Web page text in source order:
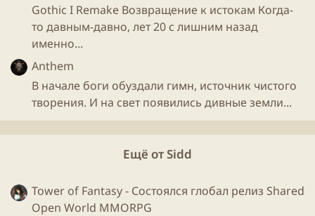
Gothic I Remake Возвращение к истокам Когда-
то давным-давно, лет 20 с лишним назад
именно...
Anthem
В начале боги обуздали гимн, источник чистого
творения. И на свет появились дивные земли...
Ещё от Sidd
Tower of Fantasy - Состоялся глобал релиз Shared
Open World MMORPG